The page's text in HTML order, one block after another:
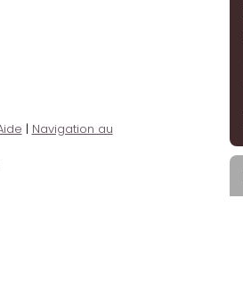
| Navigation au